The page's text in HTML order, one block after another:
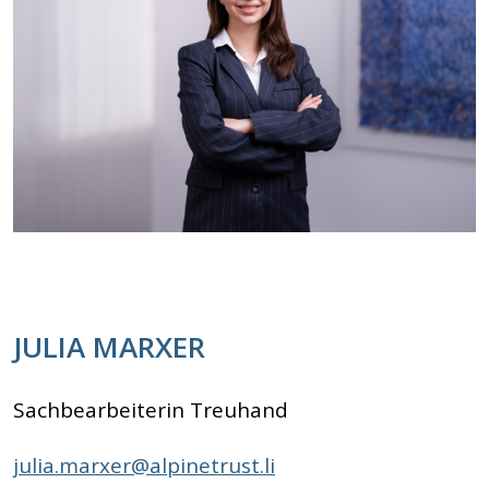
JULIA MARXER
Sachbearbeiterin Treuhand
julia.marxer@alpinetrust.li